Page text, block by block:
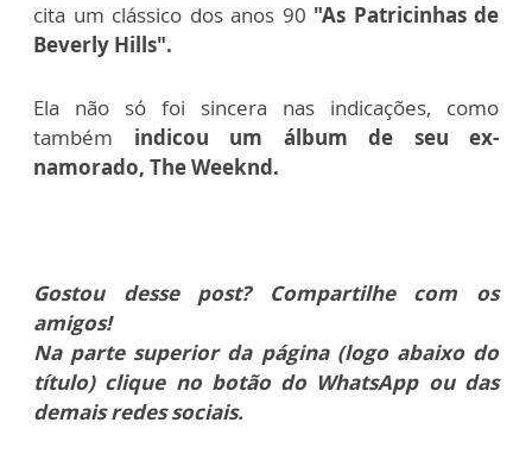
cita um clássico dos anos 90 "As Patricinhas de
Beverly Hills".
Ela não só foi sincera nas indicações, como
também indicou um álbum de seu ex-
namorado, The Weeknd.
Gostou desse post? Compartilhe com os
amigos!
Na parte superior da página (logo abaixo do
título) clique no botão do WhatsApp ou das
demais redes sociais.